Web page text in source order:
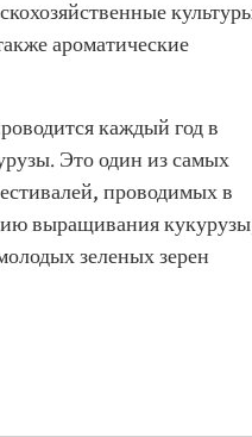
ароматические
каждый год в
Это один из самых
проводимых в
выращивания
зеленых зерен